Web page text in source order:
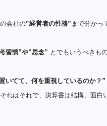
会社の”経営者の性格” まで分かっ
習慣”や”思念” とでもいうべきも
いてて、何を重視しているのか？”
れはそれで、決算書は結構、面白